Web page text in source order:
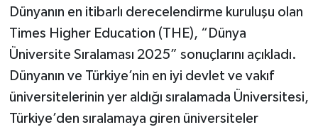
Dünyanın en itibarlı derecelendirme kuruluşu olan
Times Higher Education (THE), “Dünya
Üniversite Sıralaması 2025” sonuçlarını açıkladı.
Dünyanın ve Türkiye’nin en iyi devlet ve vakıf
üniversitelerinin yer aldığı sıralamada Üniversitesi,
Türkiye’den sıralamaya giren üniversiteler